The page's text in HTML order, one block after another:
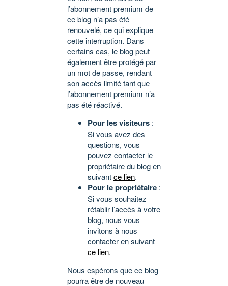
l’abonnement premium de
ce blog n’a pas été
renouvelé, ce qui explique
cette interruption. Dans
certains cas, le blog peut
également être protégé par
un mot de passe, rendant
son accès limité tant que
l’abonnement premium n’a
pas été réactivé.
Pour les visiteurs :
Si vous avez des
questions, vous
pouvez contacter le
propriétaire du blog en
suivantce lien.
Pour le propriétaire :
Si vous souhaitez
rétablir l’accès à votre
blog, nous vous
invitons à nous
contacter en suivant
ce lien.
Nous espérons que ce blog
pourra être de nouveau